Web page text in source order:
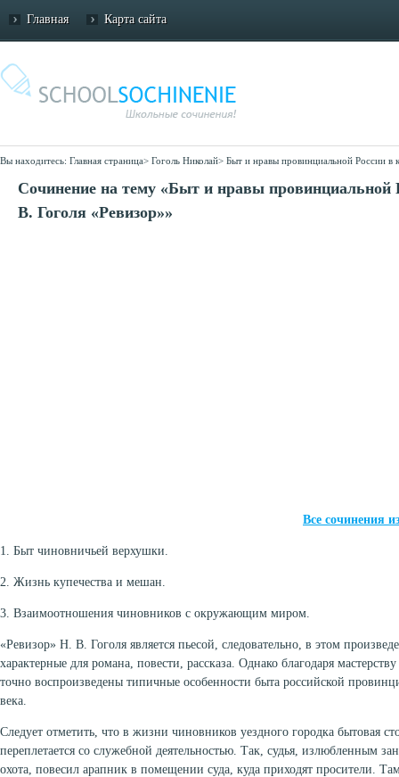
Главная Карта сайта
Вы находитесь: Главная страница> Гоголь Николай> Быт и нравы провинциальной России в
Сочинение на тему «Быт и нравы провинциальной
В. Гоголя «Ревизор»»
Все сочинения
1. Быт чиновничьей верхушки.
2. Жизнь купечества и мешан.
3. Взаимоотношения чиновников с окружающим миром.
«Ревизор» Н. В. Гоголя является пьесой, следовательно, в этом
характерные для романа, повести, рассказа. Однако благодаря
точно воспроизведены типичные особенности быта российской
века.
Следует отметить, что в жизни чиновников уездного городка бытовая
переплетается со служебной деятельностью. Так, судья, излюбленным
охота, повесил арапник в помещении суда, куда приходят просители.